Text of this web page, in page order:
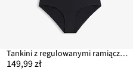
Tankini z regulowanymi ramiączkami (kompl. 2-cz.)
149,99 zł